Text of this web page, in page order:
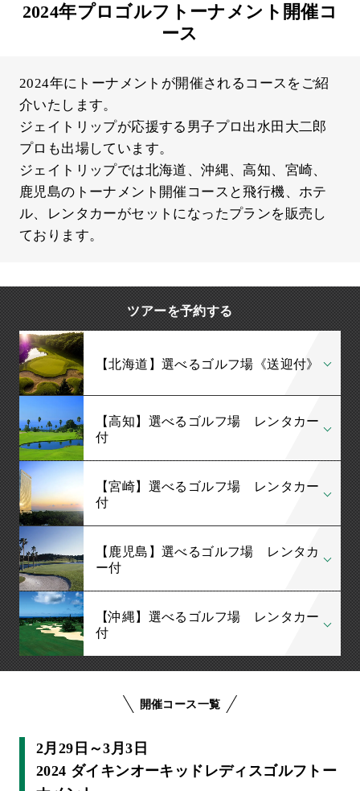
2024年プロゴルフトーナメント開催コ
ース
2024年にトーナメントが開催されるコースをご紹
介いたします。
ジェイトリップが応援する男子プロ出水田大二郎
プロも出場しています。
ジェイトリップでは北海道、沖縄、高知、宮崎、
鹿児島のトーナメント開催コースと飛行機、ホテ
ル、レンタカーがセットになったプランを販売し
ております。
ツアーを予約する
【北海道】選べるゴルフ場《送迎付》
【高知】選べるゴルフ場 レンタカー
付
【宮崎】選べるゴルフ場 レンタカー
付
【鹿児島】選べるゴルフ場 レンタカ
ー付
【沖縄】選べるゴルフ場 レンタカー
付
開催コース一覧
2月29日～3月3日
2024 ダイキンオーキッドレディスゴルフトー